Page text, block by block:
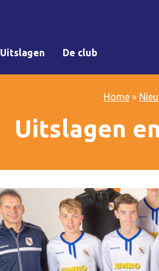
Uitslagen De club
Home»
Uitslagen